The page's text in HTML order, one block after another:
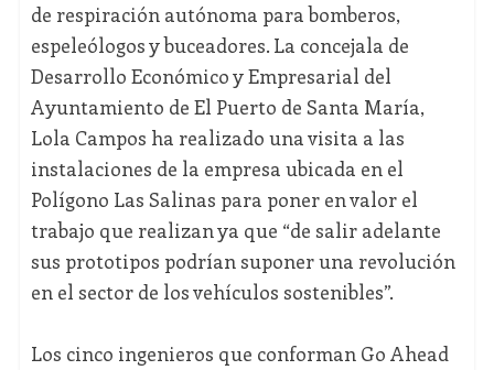
de respiración autónoma para bomberos,
espeleólogos y buceadores. La concejala de
Desarrollo Económico y Empresarial del
Ayuntamiento de El Puerto de Santa María,
Lola Campos ha realizado una visita a las
instalaciones de la empresa ubicada en el
Polígono Las Salinas para poner en valor el
trabajo que realizan ya que “de salir adelante
sus prototipos podrían suponer una revolución
en el sector de los vehículos sostenibles”.
Los cinco ingenieros que conforman Go Ahead